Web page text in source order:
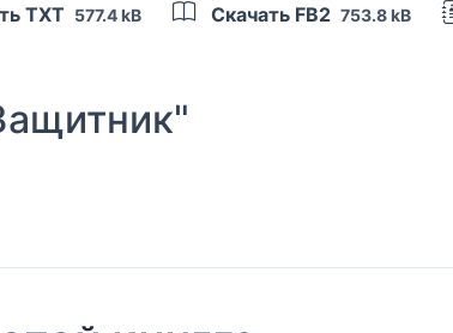
TXT 577.4 kB Скачать FB2 753.8 kB